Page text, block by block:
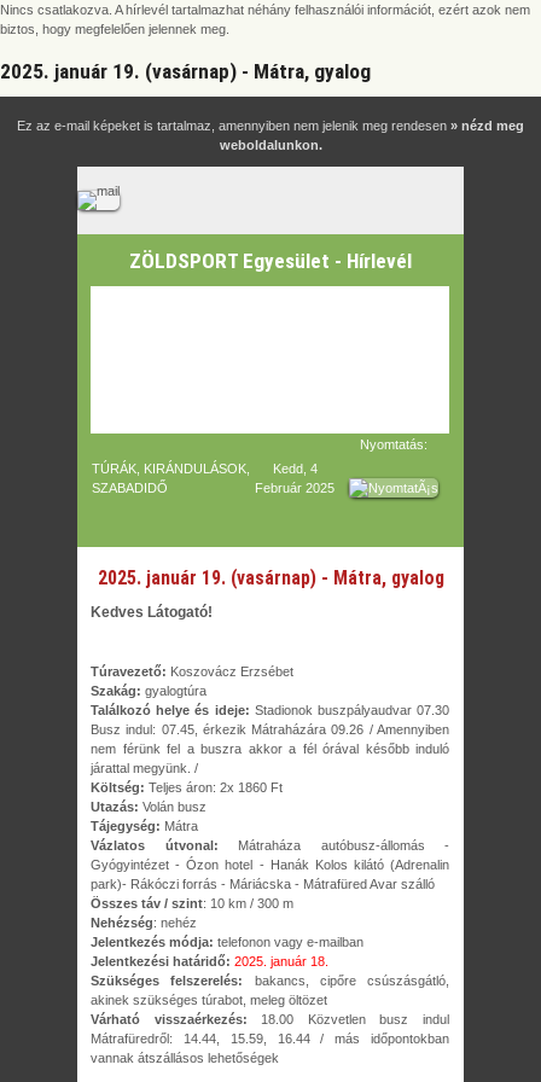
Nincs csatlakozva. A hírlevél tartalmazhat néhány felhasználói információt, ezért azok nem
biztos, hogy megfelelően jelennek meg.
2025. január 19. (vasárnap) - Mátra, gyalog
Ez az e-mail képeket is tartalmaz, amennyiben nem jelenik meg rendesen » nézd meg
weboldalunkon.
ZÖLDSPORT Egyesület - Hírlevél
TÚRÁK, KIRÁNDULÁSOK,
SZABADIDŐ
Kedd, 4
Február 2025
Nyomtatás:
2025. január 19. (vasárnap) - Mátra, gyalog
Kedves Látogató!
Túravezető: Koszovácz Erzsébet
Szakág: gyalogtúra
Találkozó helye és ideje: Stadionok buszpályaudvar 07.30
Busz indul: 07.45, érkezik Mátraházára 09.26 / Amennyiben
nem férünk fel a buszra akkor a fél órával később induló
járattal megyünk. /
Költség: Teljes áron: 2x 1860 Ft
Utazás: Volán busz
Tájegység: Mátra
Vázlatos útvonal: Mátraháza autóbusz-állomás -
Gyógyintézet - Ózon hotel - Hanák Kolos kilátó (Adrenalin
park)- Rákóczi forrás - Máriácska - Mátrafüred Avar szálló
Összes táv / szint: 10 km / 300 m
Nehézség: nehéz
Jelentkezés módja: telefonon vagy e-mailban
Jelentkezési határidő: 2025. január 18.
Szükséges felszerelés:
bakancs, cipőre csúszásgátló,
akinek szükséges túrabot, meleg öltözet
Várható visszaérkezés: 18.00 Közvetlen busz indul
Mátrafüredről: 14.44, 15.59, 16.44 / más időpontokban
vannak átszállásos lehetőségek